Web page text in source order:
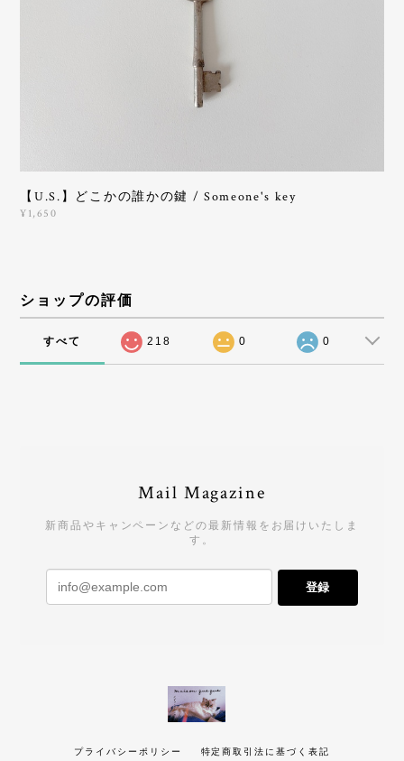
【U.S.】どこかの誰かの鍵 / Someone's key
¥1,650
ショップの評価
すべて 218 0 0
Mail Magazine
新商品やキャンペーンなどの最新情報をお届けいたしま
す。
登録
プライバシーポリシー 特定商取引法に基づく表記